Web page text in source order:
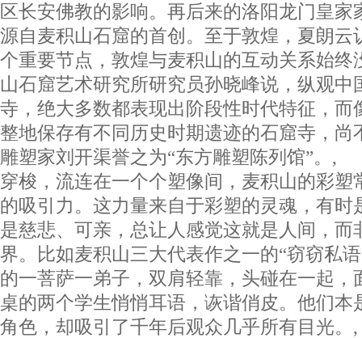
区长安佛教的影响。再后来的洛阳龙门皇家
源自麦积山石窟的首创。至于敦煌，夏朗云
个重要节点，敦煌与麦积山的互动关系
山石窟艺术研究所研究员孙晓峰说，纵观中
寺，绝大多数都表现出阶段性时代特征，而
整地保存有不同历史时期遗迹的石窟寺，尚
雕塑家刘开渠誉之为“东方雕塑陈列馆”
穿梭，流连在一个个塑像间，麦积山的彩塑
的吸引力。这力量来自于彩塑的灵魂，有时
是慈悲、可亲，总让人感觉这就是人间，而
界。比如麦积山三大代表作之一的“窃窃私
的一菩萨一弟子，双肩轻靠，头碰在一起，
桌的两个学生悄悄耳语，诙谐俏皮。他们本
角色，却吸引了千年后观众几乎所有目